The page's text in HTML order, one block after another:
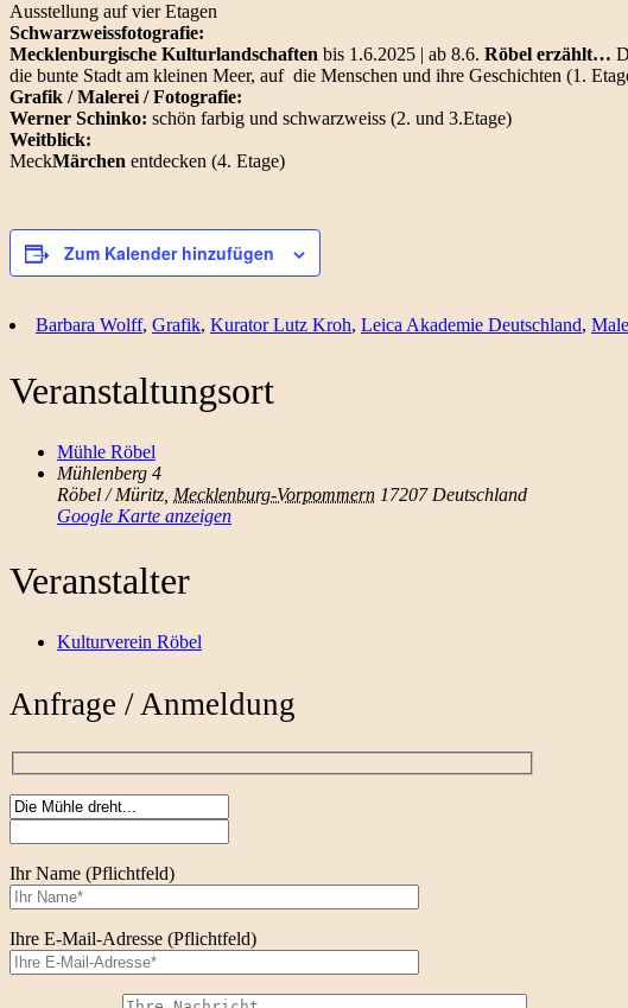
Ausstellung auf vier Etagen
Schwarzweissfotografie:
Mecklenburgische Kulturlandschaften bis 1.6.2025 | ab 8.6. Röbel erzählt…
die bunte Stadt am kleinen Meer, auf die Menschen und ihre Geschichten (1.
Grafik / Malerei / Fotografie:
Werner Schinko: schön farbig und schwarzweiss (2. und 3.Etage)
Weitblick:
MeckMärchen entdecken (4. Etage)
Zum Kalender hinzufügen
Barbara Wolff, Grafik, Kurator Lutz Kroh, Leica Akademie Deutschland,
Veranstaltungsort
Mühle Röbel
Mühlenberg 4
Röbel / Müritz Mecklenburg-Vorpommern 17207 Deutschland
Google Karte anzeigen
Veranstalter
Kulturverein Röbel
Anfrage / Anmeldung
Ihr Name (Pflichtfeld)
Ihre E-Mail-Adresse (Pflichtfeld)